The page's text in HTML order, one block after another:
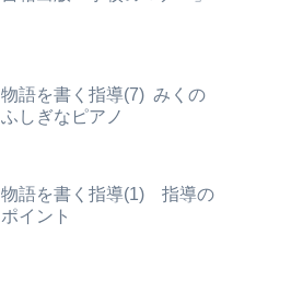
物語を書く指導(7) みくの
ふしぎなピアノ
物語を書く指導(1) 指導の
ポイント